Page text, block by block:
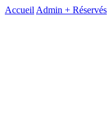
Accueil Admin + Réservés